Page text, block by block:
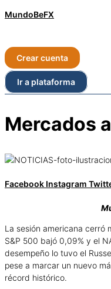
MundoBeFX
Crear cuenta
Ir a plataforma
Mercados
Facebook Instagram
La sesión americana cerró
S&P 500 bajó 0,09% y el
desempeño lo tuvo el
pese a marcar un nuevo
récord histórico.